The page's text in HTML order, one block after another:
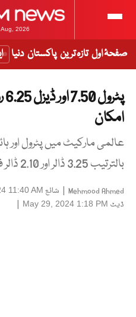
Aug, 2026
صفحۂ اول تازہ ترین پاکستان دنیا
امکان
عالمی مارکیٹ میں پٹرول اور
بالترتیب 3.25 ڈالر اور 2.10 ڈالر فی بیرل کم ہوئیں
Mehmood Ahmed
| شائع 11:40 AM
ڈیٹ May 29, 2024 1:18 PM
|